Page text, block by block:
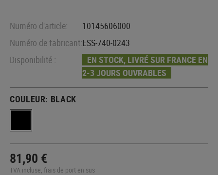
Numéro d'article:
10145606000
Numéro de fabricant:ESS-740-0243
Disponibilité :
EN STOCK, LIVRÉ SUR FRANCE EN
2-3 JOURS OUVRABLES
COULEUR: BLACK
81,90 €
TVA incluse, frais de port en sus